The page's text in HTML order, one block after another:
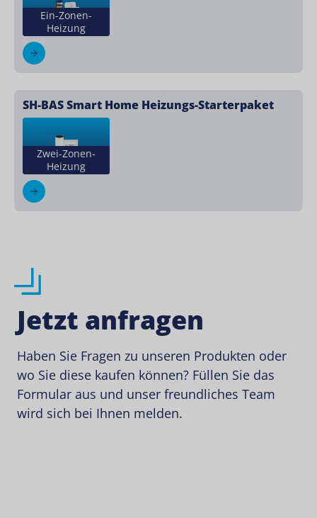
Ein-Zonen-
Heizung
SH-BAS Smart Home Heizungs-Starterpaket
Zwei-Zonen-
Heizung
Jetzt anfragen
Haben Sie Fragen zu unseren Produkten oder
wo Sie diese kaufen können? Füllen Sie das
Formular aus und unser freundliches Team
wird sich bei Ihnen melden.